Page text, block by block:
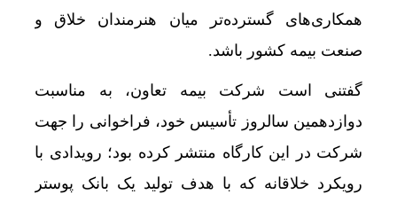
همکاری‌های گسترده‌تر میان هنرمندان خلاق و
صنعت بیمه کشور باشد.
گفتنی است شرکت بیمه تعاون، به مناسبت
دوازدهمین سالروز تأسیس خود، فراخوانی را جهت
شرکت در این کارگاه منتشر کرده بود؛ رویدادی با
رویکرد خلاقانه که با هدف تولید یک بانک پوستر